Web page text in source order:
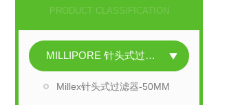
PRODUCT CLASSIFICATION
MILLIPORE 针头式过滤器
Millex针头式过滤器-50MM